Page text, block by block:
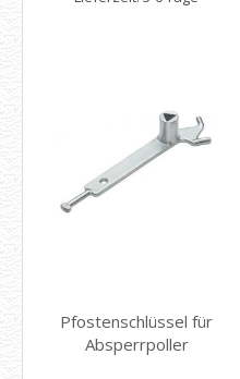
Pfostenschlüssel für
Absperrpoller